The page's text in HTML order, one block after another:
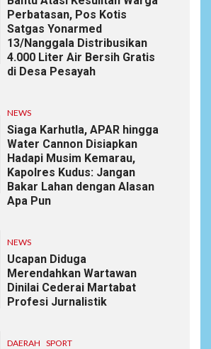
Perbatasan, Pos Kotis
Satgas Yonarmed
13/Nanggala Distribusikan
4.000 Liter Air Bersih Gratis
di Desa Pesayah
NEWS
Siaga Karhutla, APAR hingga
Water Cannon Disiapkan
Hadapi Musim Kemarau,
Kapolres Kudus: Jangan
Bakar Lahan dengan Alasan
Apa Pun
NEWS
Ucapan Diduga
Merendahkan Wartawan
Dinilai Cederai Martabat
Profesi Jurnalistik
DAERAH SPORT